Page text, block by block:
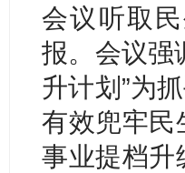
会议听取
报。会议强
升计划”为
有效兜牢民
事业提档升